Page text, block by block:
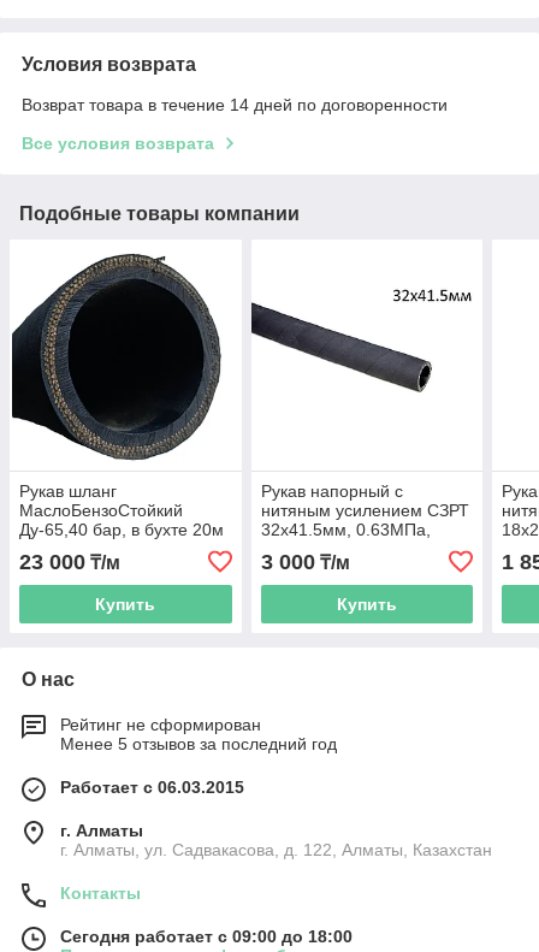
Условия возврата
Возврат товара в течение 14 дней по договоренности
Все условия возврата
Подобные товары компании
Рукав шланг
МаслоБензоСтойкий
Ду-65,40 бар, в бухте 20м
23 000 ₸/м
Купить
Рукав напорный с
нитяным усилением СЗРТ
32х41.5мм, 0.63МПа,
ГОСТ 10362-2017
3 000₸/м
Купить
1
О нас
Рейтинг не сформирован
Менее 5 отзывов за последний год
Работает с 06.03.2015
г. Алматы
г. Алматы, ул. Садвакасова, д. 122, Алматы, Казахстан
Контакты
Сегодня работает с 09:00 до 18:00